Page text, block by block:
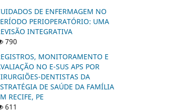
DE ENFERMAGEM NO
PERIOPERATÓRIO: UMA
INTEGRATIVA
790
MONITORAMENTO E
NO E-SUS APS POR
DENTISTAS DA
DE SAÚDE DA FAMÍLIA
RECIFE, PE
611